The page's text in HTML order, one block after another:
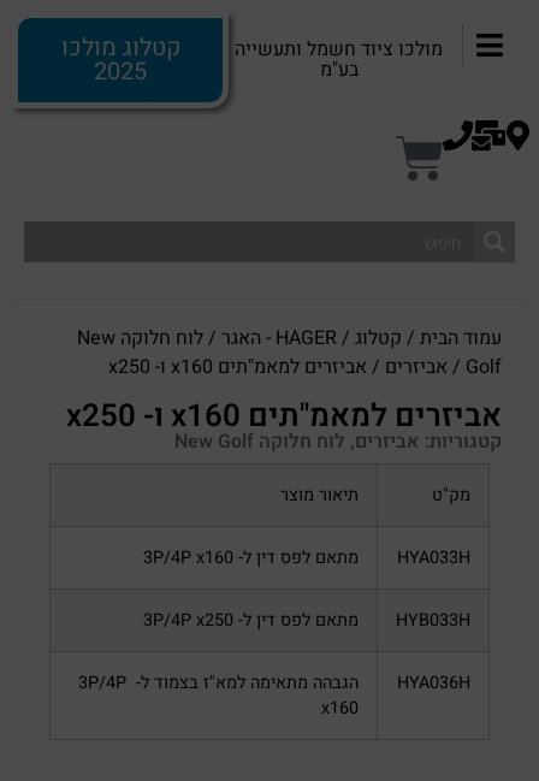
מולכו ציוד חשמל ותעשייה
בע"מ
קטלוג מולכו
2025
עמוד הבית / קטלוג /HAGER - האגר /
לוח חלוקה New
Golf
/ אביזרים / אביזרים למאמ"תים x160 ו- x250
אביזרים למאמ"תים x160 ו- x250
קטגוריות: אביזרים, לוח חלוקה New Golf
מק"ט תיאור מוצר
HYA033H מתאם לפס דין ל- 3P/4P x160
HYB033H מתאם לפס דין ל- 3P/4P x250
HYA036H
הגבהה מתאימה למא"ז בצמוד ל- 3P/4P
x160